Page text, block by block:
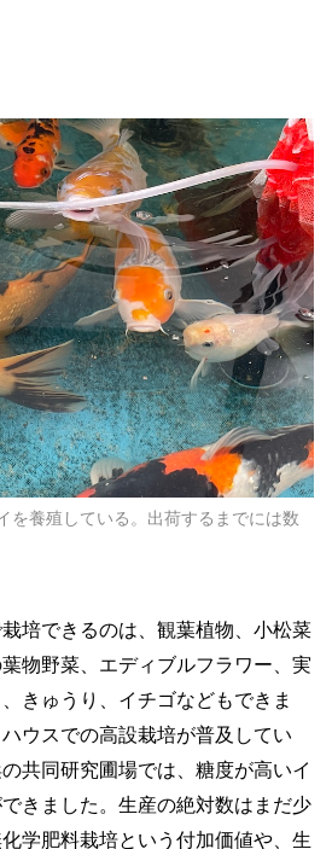
を養殖している。出荷するまでには数
栽培できるのは、観葉植物、小松菜
物野菜、エディブルフラワー、実
きゅうり、イチゴなどもできま
ウスでの高設栽培が普及してい
共同研究圃場では、糖度が高いイ
きました。生産の絶対数はまだ少
学肥料栽培という付加価値や、生